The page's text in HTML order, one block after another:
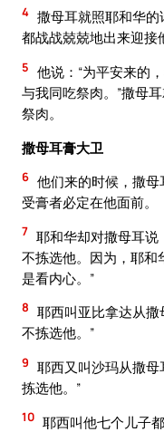
4 撒母耳就照耶和华
都战战兢兢地出来迎接
5 他说：“为平安来的
与我同吃祭肉。”撒母
祭肉。
撒母耳膏大卫
6 他们来的时候，撒
受膏者必定在他面前。
7 耶和华却对撒母耳说
不拣选他。因为，耶和
是看内心。”
8 耶西叫亚比拿达从
不拣选他。”
9 耶西又叫沙玛从撒母
拣选他。”
10 耶西叫他七个儿子